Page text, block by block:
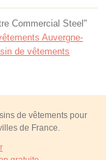
Commercial Steel"
Auvergne-
de vêtements
de vêtements pour
de France.